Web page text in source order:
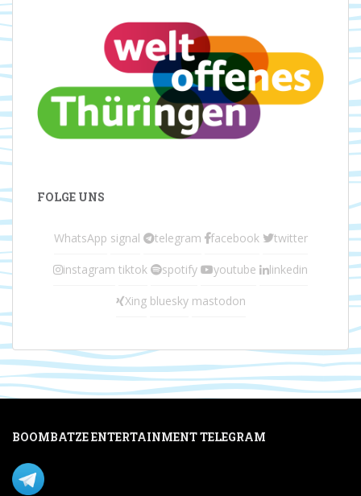
FOLGE UNS
WhatsApp signal telegram facebook twitter
instagram tiktok spotify youtube linkedin
Xing bluesky mastodon
BOOMBATZE ENTERTAINMENT TELEGRAM